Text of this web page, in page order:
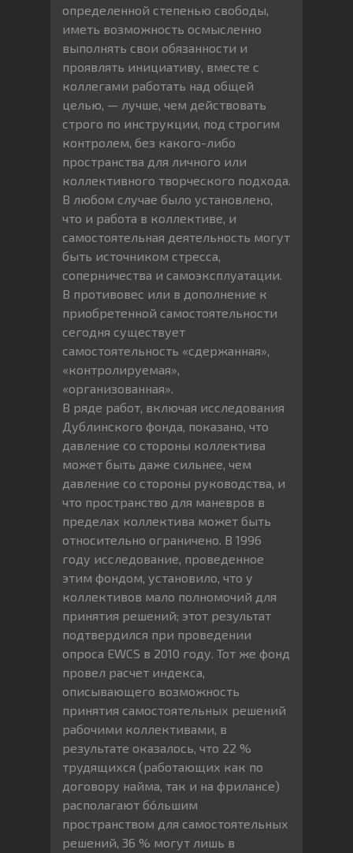
определенной степенью свободы,
иметь возможность осмысленно
выполнять свои обязанности и
проявлять инициативу, вместе с
коллегами работать над общей
целью, — лучше, чем действовать
строго по инструкции, под строгим
контролем, без какого-либо
пространства для личного или
коллективного творческого подхода.
В любом случае было установлено,
что и работа в коллективе, и
самостоятельная деятельность могут
быть источником стресса,
соперничества и самоэксплуатации.
В противовес или в дополнение к
приобретенной самостоятельности
сегодня существует
самостоятельность «сдержанная»,
«контролируемая»,
«организованная».
В ряде работ, включая исследования
Дублинского фонда, показано, что
давление со стороны коллектива
может быть даже сильнее, чем
давление со стороны руководства, и
что пространство для маневров в
пределах коллектива может быть
относительно ограничено. В 1996
году исследование, проведенное
этим фондом, установило, что у
коллективов мало полномочий для
принятия решений; этот результат
подтвердился при проведении
опроса EWCS в 2010 году. Тот же фонд
провел расчет индекса,
описывающего возможность
принятия самостоятельных решений
рабочими коллективами, в
результате оказалось, что 22 %
трудящихся (работающих как по
договору найма, так и на фрилансе)
располагают бóльшим
пространством для самостоятельных
решений, 36 % могут лишь в